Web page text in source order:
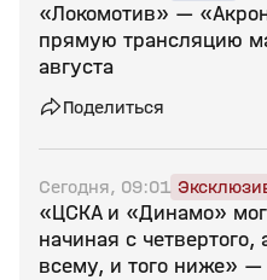
«Локомотив» —
прямую трансляцию
августа
Поделиться
Сегодня, 09:01
«ЦСКА и «Динамо»
начиная с
всему, и того ниже»